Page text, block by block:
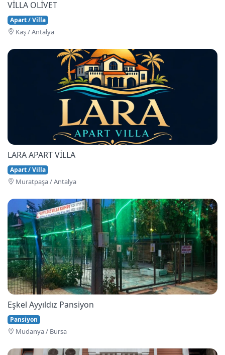
VİLLA OLİVET
Apart / Villa
Kaş / Antalya
LARA APART VİLLA
Apart / Villa
Muratpaşa / Antalya
Eşkel Ayyıldız Pansiyon
Pansiyon
Mudanya / Bursa